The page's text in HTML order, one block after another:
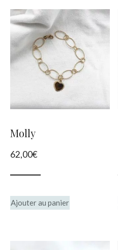
Molly
62,00€
Ajouter au panier